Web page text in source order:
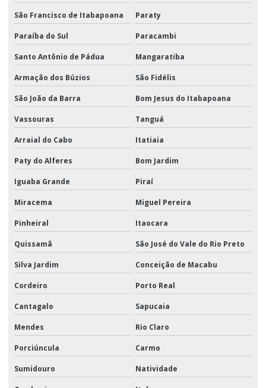
São Francisco de Itabapoana Paraty
Paraíba do Sul Paracambi
Santo Antônio de Pádua Mangaratiba
Armação dos Búzios São Fidélis
São João da Barra Bom Jesus do Itabapoana
Vassouras Tanguá
Arraial do Cabo Itatiaia
Paty do Alferes Bom Jardim
Iguaba Grande Piraí
Miracema Miguel Pereira
Pinheiral Itaocara
Quissamã São José do Vale do Rio Preto
Silva Jardim Conceição de Macabu
Cordeiro Porto Real
Cantagalo Sapucaia
Mendes Rio Claro
Porciúncula Carmo
Sumidouro Natividade